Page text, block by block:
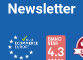
Newsletter